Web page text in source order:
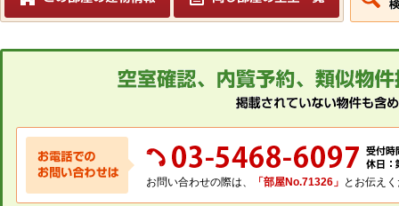
お問い合わせの際は、 「部屋No.71326」 とお伝え